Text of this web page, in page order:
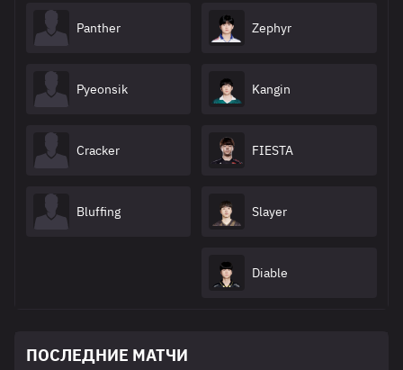
Panther
Pyeonsik
Cracker
Bluffing
Zephyr
Kangin
FIESTA
Slayer
Diable
ПОСЛЕДНИЕ МАТЧИ